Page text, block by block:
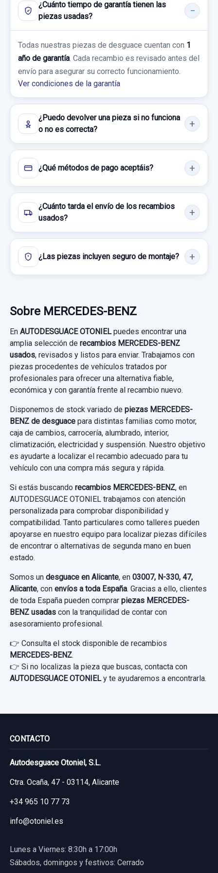
CERRADURA PUERTA DELANTERA IZQUIERDA
A1667200135
CERRADURA PUERTA DELANTERA... usado.
MERCEDES-BENZ CLASE GLA (W156) GLA
200 CDI (156.908)
Garantía 1 año
Ref:777085 OEM:A1667200135
11,56 €
Sin IVA, gastos de envío no incluidos.
Consultar por whatsapp
CERRADURA PUERTA TRASERA DERECHA
A2047302835 4 PIN
CERRADURA PUERTA TRASERA DERECHA...
usado.
200 CDI (156.908)
Garantía 1 año
Ref:777086 OEM:
7,43 €
Sin IVA, gastos de envío no incluidos.
100,82 €
Sin IVA, gastos de envío no incluidos.
Consultar por whatsapp
TRANSMISION DELANTERA DERECHA
MERCEDES-BENZ CLASE GLA (W156) GLA
Garantía 1 año
Ref:783229
120,00 €
Sin IVA, gastos de envío no incluidos.
Consultar por whatsapp
200 CDI (156.908)
Ref:814165 OEM:A2469065200
60,00 €
Consultar por whatsapp
MODULO CONFORT A1669004302 PUERTA
DELANTERA DERECHA
MODULO CONFORT A1669004302
PUERTA... usado.
MERCEDES-BENZ CLASE GLA (W156) GLA
Garantía 1 año
Ref:814166 OEM:A1669004302
31,40 €
Sin IVA, gastos de envío no incluidos.
Consultar por whatsapp
CONMUTADOR DE ARRANQUE A2469054702
CONMUTADOR DE ARRANQUE
A2469054702 usado.
MERCEDES-BENZ CLASE GLA (W156) GLA
Garantía 1 año
Ref:783225
120,00 €
Sin IVA, gastos de envío no incluidos.
VOLANTE CON MANDOS 3 RADIOS
VOLANTE CON MANDOS 3 RADIOS usado.
200 CDI (156.908)
Garantía 1 año
Ref:783227
150,00 €
Sin IVA, gastos de envío no incluidos.
Consultar por whatsapp
ENGANCHE CINTURON TRASERO DERECHO
ENGANCHE CINTURON TRASERO
MERCEDES-BENZ CLASE GLA (W156) GLA
200 CDI (156.908)
Garantía 1 año
Ref:783233
25,00 €
Sin IVA, gastos de envío no incluidos.
Consultar por whatsapp
APOYABRAZOS CENTRAL A1766802000
usado.
MERCEDES-BENZ CLASE GLA (W156) GLA
Ref:783235 OEM:A1766802000
BIELETA ESTABILIZADORA DELANTERA
IZQUIERDA A2463200689
BIELETA ESTABILIZADORA DELANTERA...
usado.
MERCEDES-BENZ CLASE GLA (W156) GLA
200 CDI (156.908)
Garantía 1 año
Ref:799098 OEM:A2463200689
19,83 €
Sin IVA, gastos de envío no incluidos.
Consultar por whatsapp
DISCO FRENO DELANTERO
DISCO FRENO DELANTERO usado.
200 CDI (156.908)
Garantía 1 año
Ref:800549
30,00 €
Sin IVA, gastos de envío no incluidos.
Consultar por whatsapp
DISCO FRENO DELANTERO
200 CDI (156.908)
¿Cuánto tiempo de garantía tienen las
piezas usadas?
Todas nuestras piezas de desguace cuentan con 1
año de garantía . Cada recambio es revisado antes del
envío para asegurar su correcto funcionamiento.
Ver condiciones de la garantía
¿Puedo devolver una pieza si no funciona
o no es correcta?
¿Qué métodos de pago aceptáis?
¿Cuánto tarda el envío de los recambios
usados?
¿Las piezas incluyen seguro de montaje?
Sobre MERCEDES-BENZ
En AUTODESGUACE OTONIELpuedes encontrar una
amplia selección de recambios MERCEDES-BENZ
usados, revisados y listos para enviar. Trabajamos con
piezas procedentes de vehículos tratados por
profesionales para ofrecer una alternativa fiable,
económica y con garantía frente al recambio nuevo.
Disponemos de stock variado de piezas MERCEDES-
BENZ de desguace para distintas familias como motor,
caja de cambios, carrocería, alumbrado, interior,
climatización, electricidad y suspensión. Nuestro objetivo
es ayudarte a localizar el recambio adecuado para tu
vehículo con una compra más segura y rápida.
Si estás buscando recambios MERCEDES-BENZ, en
AUTODESGUACE OTONIEL trabajamos con atención
personalizada para comprobar disponibilidad y
compatibilidad. Tanto particulares como talleres pueden
apoyarse en nuestro equipo para localizar piezas difíciles
de encontrar o alternativas de segunda mano en buen
estado.
Somos un desguace en Alicante, en 03007, N-330, 47,
Alicante, con envíos a toda España. Gracias a ello, clientes
de toda España pueden comprar piezas MERCEDES-
BENZ usadas con la tranquilidad de contar con
asesoramiento profesional.
👉 Consulta el stock disponible de recambios
MERCEDES-BENZ.
👉 Si no localizas la pieza que buscas, contacta con
AUTODESGUACE OTONIELy te ayudaremos a encontrarla.
CONTACTO
Autodesguace Otoniel, S.L.
Ctra. Ocaña, 47 - 03114, Alicante
+34 965 10 77 73
info@otoniel.es
Lunes a Viernes: 8:30h a 17:00h
Sábados, domingos y festivos: Cerrado